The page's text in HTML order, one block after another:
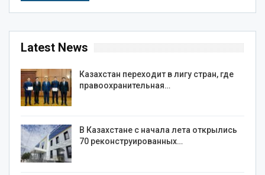
Latest News
Казахстан переходит в лигу стран, где
правоохранительная…
В Казахстане с начала лета открылись
70 реконструированных…